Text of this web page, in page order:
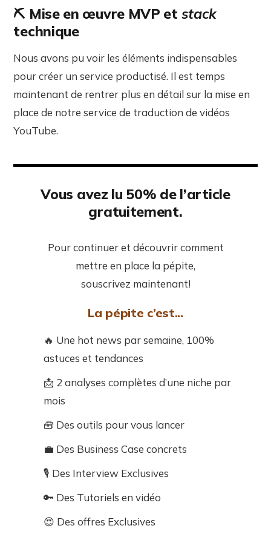
⛏️ Mise en œuvre MVP et stack
technique
Nous avons pu voir les éléments indispensables
pour créer un service productisé. Il est temps
maintenant de rentrer plus en détail sur la mise en
place de notre service de traduction de vidéos
YouTube.
Vous avez lu 50% de l’article
gratuitement.
Pour continuer et découvrir comment
mettre en place la pépite,
souscrivez maintenant!
La pépite c’est...
🔥 Une hot news par semaine, 100%
astuces et tendances
📩 2 analyses complètes d’une niche par
mois
🧰 Des outils pour vous lancer
💼 Des Business Case concrets
🎙️ Des Interview Exclusives
🔑 Des Tutoriels en vidéo
😍 Des offres Exclusives